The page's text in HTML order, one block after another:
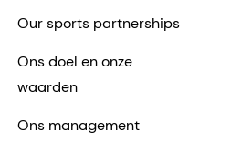
Our sports partnerships
Ons doel en onze
waarden
Ons management